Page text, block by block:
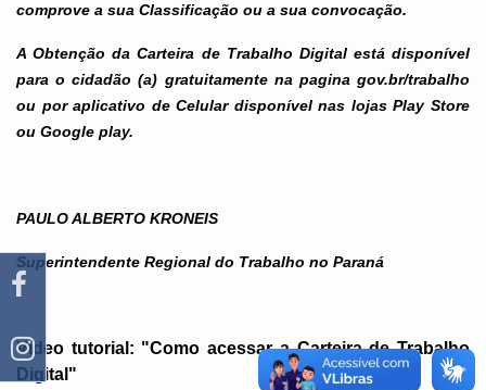
comprove a sua Classificação ou a sua convocação.
A Obtenção da Carteira de Trabalho Digital está disponível
para o cidadão (a) gratuitamente na pagina gov.br/trabalho
ou por aplicativo de Celular disponível nas lojas Play Store
ou Google play.
PAULO ALBERTO KRONEIS
Superintendente Regional do Trabalho no Paraná
Vídeo tutorial: "Como acessar a Carteira de Trabalho
Digital"